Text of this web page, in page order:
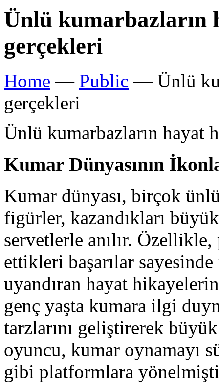
Ünlü kumarbazların
gerçekleri
Home — Public — Ünlü
gerçekleri
Ünlü kumarbazların hayat
Kumar Dünyasının
Kumar dünyası, birçok
figürler, kazandıkları
servetlerle anılır.
ettikleri başarılar
uyandıran hayat
genç yaşta kumara ilgi
tarzlarını geliştirerek
oyuncu, kumar oynamayı
gibi platformlara